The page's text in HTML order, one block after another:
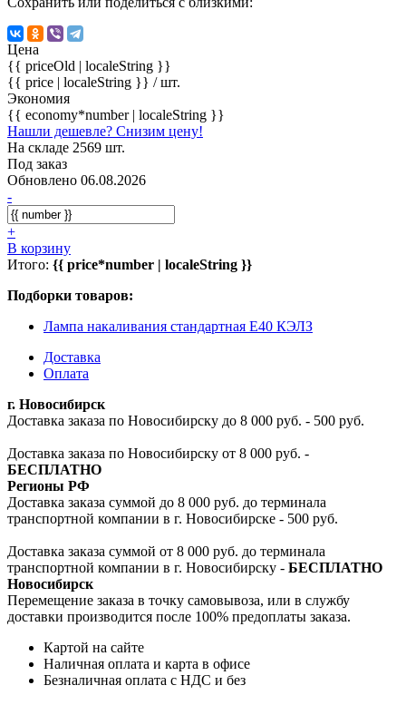
Цена
{{ priceOld | localeString }}
{{ price | localeString }} / шт.
Экономия
{{ economy*number | localeString }}
Нашли дешевле? Снизим цену!
На складе 2569 шт.
Под заказ
Обновлено 06.08.2026
-
+
В корзину
Итого: {{ price*number | localeString }}
Подборки товаров:
Лампа накаливания стандартная E40 КЭЛЗ
Доставка
Оплата
г. Новосибирск
Доставка заказа по Новосибирску до 8 000 руб. - 500 руб.
Доставка заказа по Новосибирску от 8 000 руб. -
БЕСПЛАТНО
Регионы РФ
Доставка заказа суммой до 8 000 руб. до терминала
транспортной компании в г. Новосибирске - 500 руб.
Доставка заказа суммой от 8 000 руб. до терминала
транспортной компании в г. Новосибирску - БЕСПЛАТНО
Новосибирск
Перемещение заказа в точку самовывоза, или в службу
доставки производится после 100% предоплаты заказа.
Картой на сайте
Наличная оплата и карта в офисе
Безналичная оплата с НДС и без